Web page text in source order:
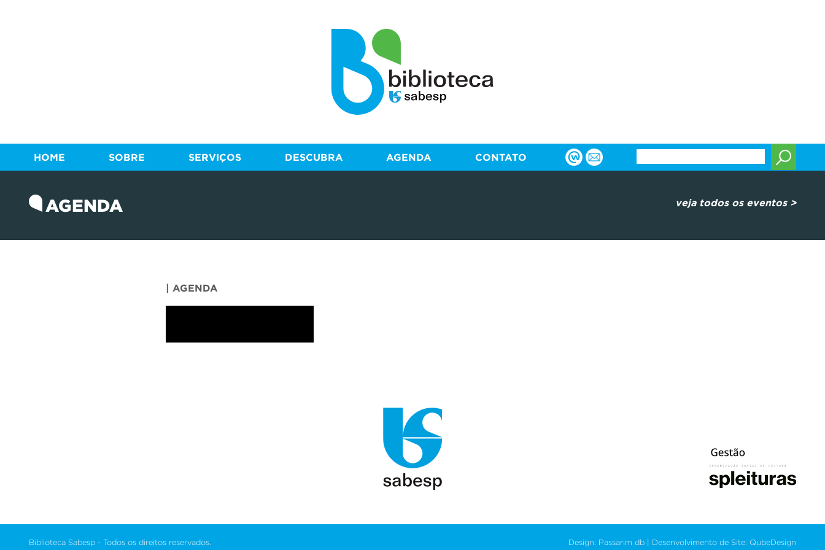
HOME SOBRE SERVIÇOS DESCUBRA AGENDA CONTATO
AGENDA veja todos os eventos >
| AGENDA
Biblioteca Sabesp - Todos os direitos reservados. Design: Passarim db | Desenvolvimento de Site: QubeDesign